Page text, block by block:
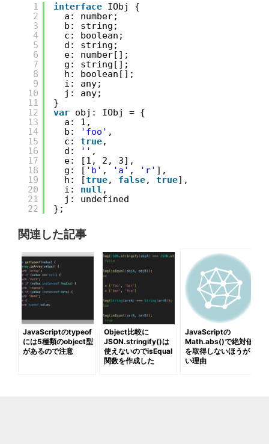
1
2
3
4
5
6
7
8
9
10
11
12
13
14
15
16
17
18
19
20
21
22
interface IObj {
a: number;
b: string;
c: boolean;
d: string;
e: number[];
g: string[];
h: boolean[];
i: any;
j: any;
}
var obj: IObj = {
a: 1,
b:
'foo' ,
c: true,
d:
'' ,
e: [1, 2, 3],
g: [ 'b' , 'a' , 'r' ],
h: [true, false, true],
i: null ,
j: undefined
};
関連した記事
JavaScriptのtypeof
には5種類のobject型
があるので注意
Object比較に
JSON.stringify()は
使えないのでisEqual
関数を作成した
JavaScriptの
Math.abs()で絶対値
を取得しないほうが良
い理由